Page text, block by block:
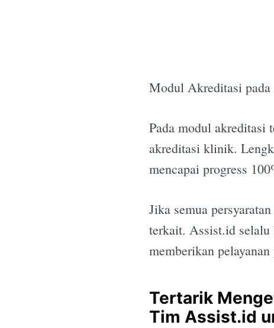
Modul Akreditasi
Pada modul akreditasi
akreditasi klinik.
mencapai progress
Jika semua
terkait. Assist.id selalu
memberikan
Tertarik
Tim Assist.id